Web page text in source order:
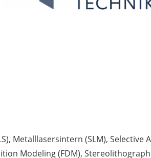
Metalllasersintern (SLM), Selective
Modeling (FDM),